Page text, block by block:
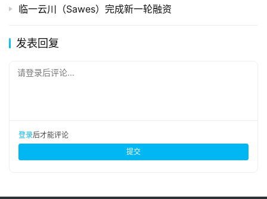
临一云川（Sawes）完成新一轮融资
发表回复
请登录后评论...
登录后才能评论
提交